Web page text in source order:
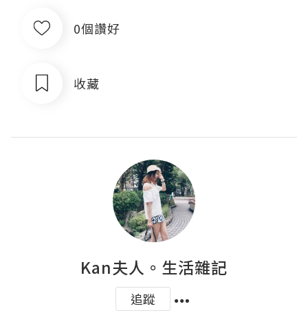
0個讚好
收藏
Kan夫人。生活雜記
追蹤